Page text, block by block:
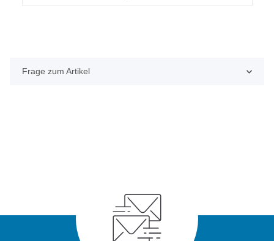
Frage zum Artikel